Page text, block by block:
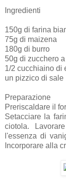
Ingredienti
150g di farina
75g di maizena
180g di burro
50g di zucchero
1/2 cucchiaino di
un pizzico di sale
Preparazione
Preriscaldare il
Setacciare la
ciotola.
l'essenza di
Incorporare alla